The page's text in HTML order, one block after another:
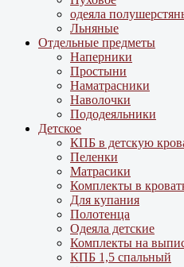
одеяла
Льняные
Отдельные предметы
Наперники
Простыни
Наматрасники
Наволочки
Пододеяльники
Детское
КПБ в детскую
Пеленки
Матрасики
Комплекты в
Для купания
Полотенца
Одеяла детские
Комплекты на
КПБ 1,5 спальный